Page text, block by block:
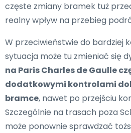
częste zmiany bramek tuż
realny wpływ na przebieg
W przeciwieństwie do bardziej
sytuacja może tu zmieniać się
na Paris Charles de Gaulle
dodatkowymi kontrolami
bramce, nawet po przejściu
Szczególnie na trasach poza
może ponownie sprawdzać